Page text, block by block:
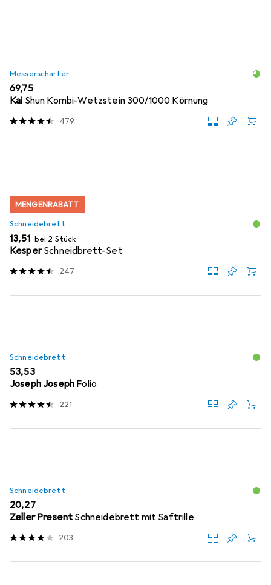
Messerschärfer
EUR
69,75
Kai Shun Kombi-Wetzstein 300/1000 Körnung
479
MENGENRABATT
Schneidebrett
EUR
13,51 bei 2 Stück
Kesper Schneidbrett-Set
247
Schneidebrett
EUR
53,53
Joseph Joseph Folio
221
Schneidebrett
EUR
20,27
Zeller Present Schneidebrett mit Saftrille
203